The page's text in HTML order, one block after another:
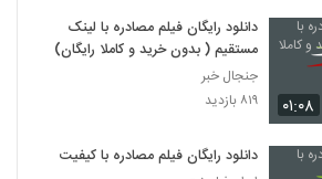
۰۱:۰۸
دانلود رایگان فیلم مصادره با لینک
مستقیم ( بدون خرید و کاملا رایگان)
جنجال خبر
۸۱۹ بازدید
دانلود رایگان فیلم مصادره با کیفیت